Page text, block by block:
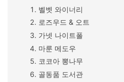
벨벳 와이너리
로즈우드 & 오트
가넷 나이트폴
마룬 메도우
코코아 뽕나무
골동품 도서관